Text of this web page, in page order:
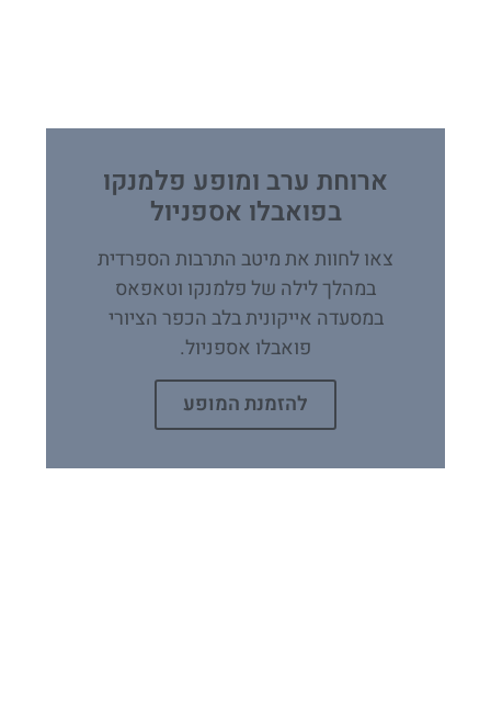
ארוחת ערב ומופע פלמנקו
בפואבלו אספניול
צאו לחוות את מיטב התרבות הספרדית
במהלך לילה של פלמנקו וטאפאס
במסעדה אייקונית בלב הכפר הציורי
פואבלו אספניול.
להזמנת המופע